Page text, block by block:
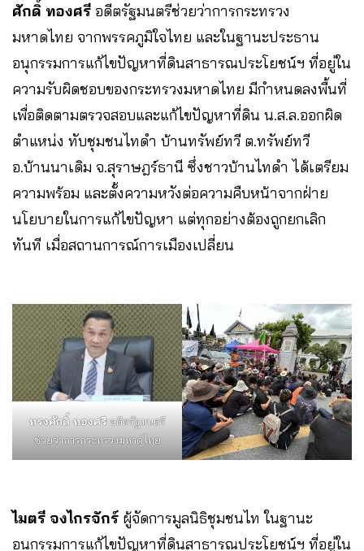
ศักดิ์ ทองศรี อดีตรัฐมนตรีช่วยว่าการกระทรวง
มหาดไทย จากพรรคภูมิใจไทย และในฐานะประธาน
อนุกรรมการแก้ไขปัญหาที่ดินสาธารณประโยชน์ฯ ที่อยู่ใน
ความรับผิดชอบของกระทรวงมหาดไทย มีกำหนดลงพื้นที่
เพื่อติดตามตรวจสอบและแก้ไขปัญหาที่ดิน น.ส.ล.ออกผิด
ตำแหน่ง ทับชุมชนไทดำ บ้านทรัพย์ทวี ต.ทรัพย์ทวี
อ.บ้านนาเดิม จ.สุราษฎร์ธานี ซึ่งชาวบ้านไทดำ ได้เตรียม
ความพร้อม และตั้งความหวังต่อความคืบหน้าจากฝ่าย
นโยบายในการแก้ไขปัญหา แต่ทุกอย่างต้องถูกยกเลิก
ทันที เมื่อสถานการณ์การเมืองเปลี่ยน
ทรงศักดิ์ ทองศรีอดีตรัฐมนตรี
ช่วยว่าการกระทรวงมหาดไทย
ไมตรี จงไกรจักร์ ผู้จัดการมูลนิธิชุมชนไท ในฐานะ
อนุกรรมการแก้ไขปัญหาที่ดินสาธารณประโยชน์ฯ ที่อยู่ใน